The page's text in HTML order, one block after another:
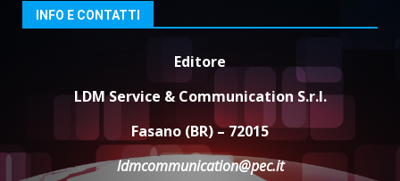
US Fasano, Scianaro: “Profonda
campionato di calcio”
7 Agosto 2026 06:00
Fasanese ferito a colpi di arma
da fuoco
INFO E CONTATTI
Editore
LDM Service & Communication S.r.l.
Fasano (BR) – 72015
ldmcommunication@pec.it